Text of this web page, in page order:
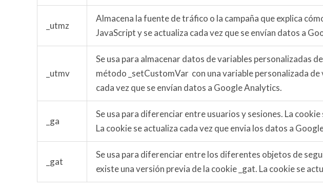
_utmz
Almacena la fuente de tráfico o la campaña que explica
JavaScript y se actualiza cada vez que se envían datos a
_utmv
Se usa para almacenar datos de variables personalizadas
método _setCustomVar con una variable personalizada
cada vez que se envían datos a Google Analytics.
_ga
Se usa para diferenciar entre usuarios y sesiones. La
La cookie se actualiza cada vez que envia los datos a
_gat
Se usa para diferenciar entre los diferentes objetos de
existe una versión previa de la cookie _gat. La cookie se